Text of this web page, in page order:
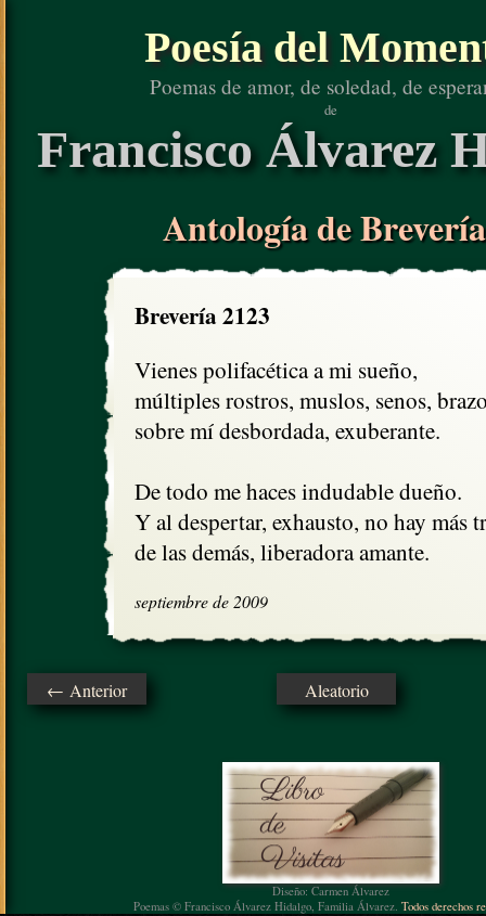
Poesía del
Poemas de amor, de soledad, de
de
Francisco Álvarez
Antología de
Brevería 2123
Vienes polifacética a mi sueño,
múltiples rostros, muslos, senos,
sobre mí desbordada, exuberante.
De todo me haces indudable dueño.
Y al despertar, exhausto, no hay más
de las demás, liberadora amante.
septiembre de 2009
← Anterior Aleatorio
Diseño: Carmen Álvarez
Poemas © Francisco Álvarez Hidalgo, Familia Álvarez. Todos derechos